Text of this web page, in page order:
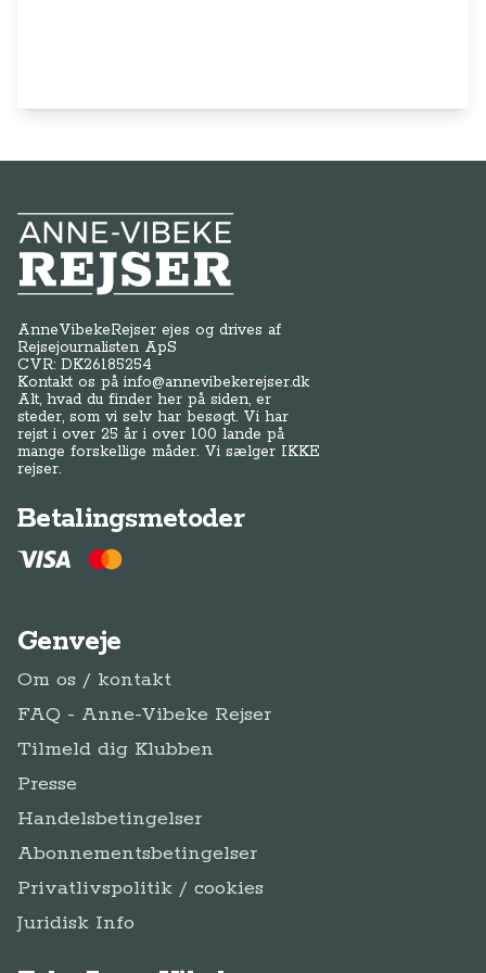
Anne-Vibeke Rejser
AnneVibekeRejser ejes og drives af
Rejsejournalisten ApS
CVR: DK26185254
Kontakt os påinfo@annevibekerejser.dk
Alt, hvad du finder her på siden, er
steder, som vi selv har besøgt. Vi har
rejst i over 25 år i over 100 lande på
mange forskellige måder. Vi sælger IKKE
rejser.
Betalingsmetoder
Genveje
Om os / kontakt
FAQ - Anne-Vibeke Rejser
Tilmeld dig Klubben
Presse
Handelsbetingelser
Abonnementsbetingelser
Privatlivspolitik / cookies
Juridisk Info